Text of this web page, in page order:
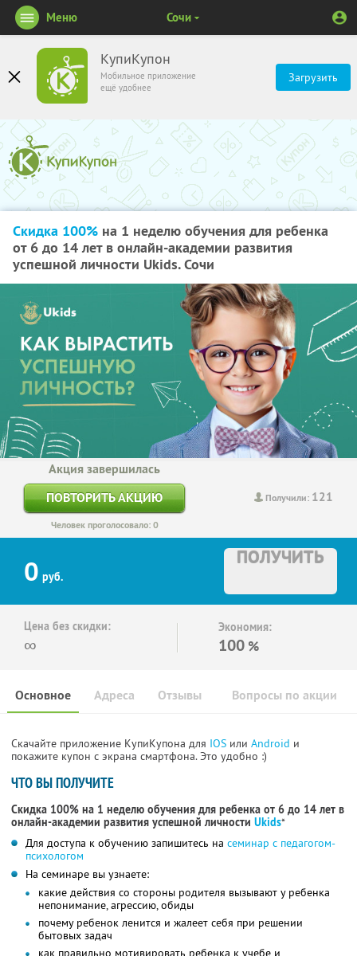
КупиКупон
Мобильное приложение
ещё удобнее
Загрузить
Меню Сочи
Скидка 100% на 1 неделю обучения для ребенка
от 6 до 14 лет в онлайн-академии развития
успешной личности Ukids. Сочи
Получили: 121
Акция завершилась
ПОВТОРИТЬ АКЦИЮ
Человек проголосовало: 0
0 руб.
ПОЛУЧИТЬ
Цена без скидки:
∞
Экономия:
100 %
Основное Отзывы Вопросы по акции
Адреса
Скачайте приложение КупиКупона для IOS или Android и
покажите купон с экрана смартфона. Это удобно :)
ЧТО ВЫ ПОЛУЧИТЕ
Скидка 100% на 1 неделю обучения для ребенка от 6 до 14 лет в
онлайн-академии развития успешной личности Ukids*
Для доступа к обучению запишитесь на семинар с педагогом-
психологом
На семинаре вы узнаете:
какие действия со стороны родителя вызывают у ребенка
непонимание, агрессию, обиды
почему ребенок ленится и жалеет себя при решении
бытовых задач
как правильно мотивировать ребенка к учебе и